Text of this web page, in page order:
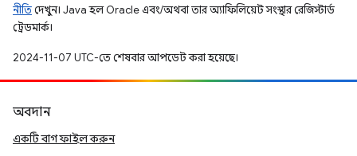
নীতিদেখুন। Java হল Oracle এবং/অথবা তার অ্যাফিলিয়েট সংস্থার রেজিস্টার্ড
ট্রেডমার্ক।
2024-11-07 UTC-তে শেষবার আপডেট করা হয়েছে।
অবদান
একটি বাগ ফাইল করুন